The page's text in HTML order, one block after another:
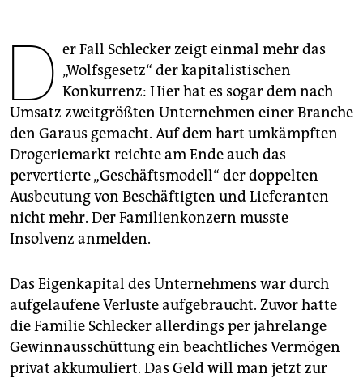
fragen & hilfe
unterstützen
abo
genossenschaft
epaper login
D er Fall Schlecker zeigt einmal mehr das
„Wolfsgesetz“ der kapitalistischen
Konkurrenz: Hier hat es sogar dem nach
Umsatz zweitgrößten Unternehmen einer Branche
den Garaus gemacht. Auf dem hart umkämpften
Drogeriemarkt reichte am Ende auch das
pervertierte „Geschäftsmodell“ der doppelten
Ausbeutung von Beschäftigten und Lieferanten
nicht mehr. Der Familienkonzern musste
Insolvenz anmelden.
Das Eigenkapital des Unternehmens war durch
aufgelaufene Verluste aufgebraucht. Zuvor hatte
die Familie Schlecker allerdings per jahrelange
Gewinnausschüttung ein beachtliches Vermögen
privat akkumuliert. Das Geld will man jetzt zur